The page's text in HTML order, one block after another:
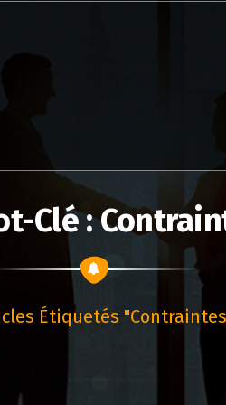
Clé :
Étiquetés